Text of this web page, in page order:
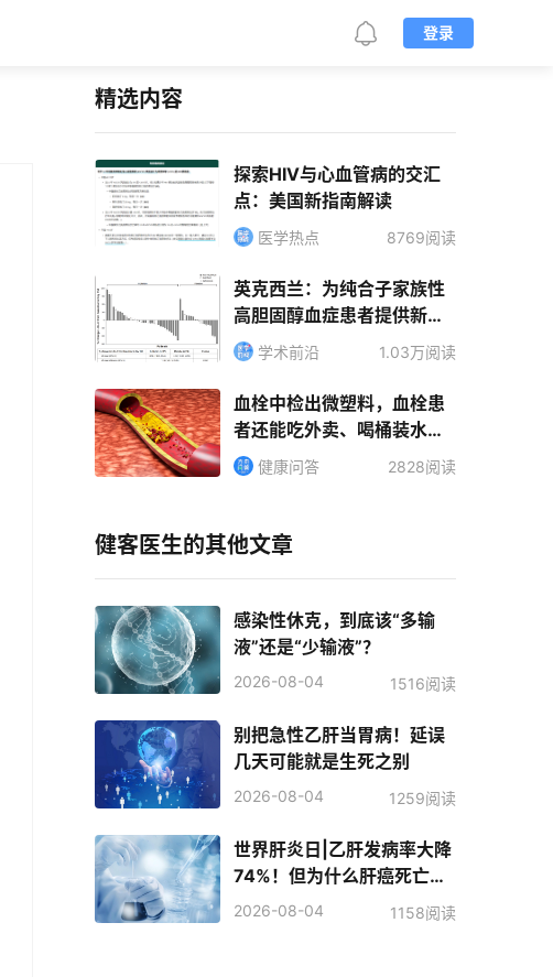
登录
精选内容
探索HIV与心血管病的交汇
点：美国新指南解读
医学热点 8769阅读
英克西兰：为纯合子家族性
高胆固醇血症患者提供新的
治疗选择
学术前沿 1.03万阅读
血栓中检出微塑料，血栓患
者还能吃外卖、喝桶装水
吗？健康问答 2828阅读
健客医生的其他文章
感染性休克，到底该“多输
液”还是“少输液”？
2026-08-04 1516阅读
别把急性乙肝当胃病！延误
几天可能就是生死之别
2026-08-04 1259阅读
世界肝炎日|乙肝发病率大降
74%！但为什么肝癌死亡人
数反而增加了？
2026-08-04 1158阅读